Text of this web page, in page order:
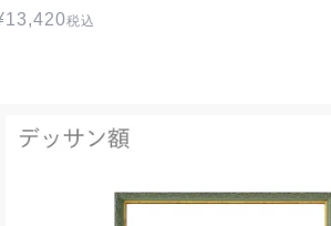
13,420税込